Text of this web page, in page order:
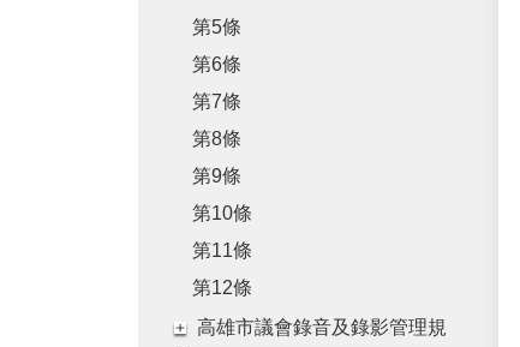
第5條
第6條
第7條
第8條
第9條
第10條
第11條
第12條
高雄市議會錄音及錄影管理規